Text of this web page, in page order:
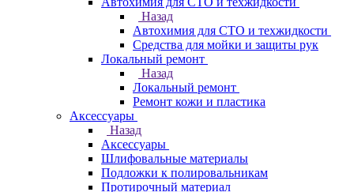
Назад
Автохимия для СТО и техжидкости
Средства для мойки и защиты рук
Локальный ремонт
Назад
Локальный ремонт
Ремонт кожи и пластика
Аксессуары
Назад
Аксессуары
Шлифовальные материалы
Подложки к полировальникам
Протирочный материал